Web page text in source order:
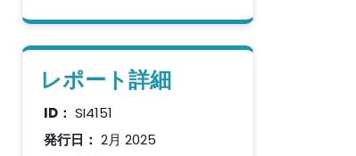
レポート詳細
ID： SI4151
発行日： 2月 2025